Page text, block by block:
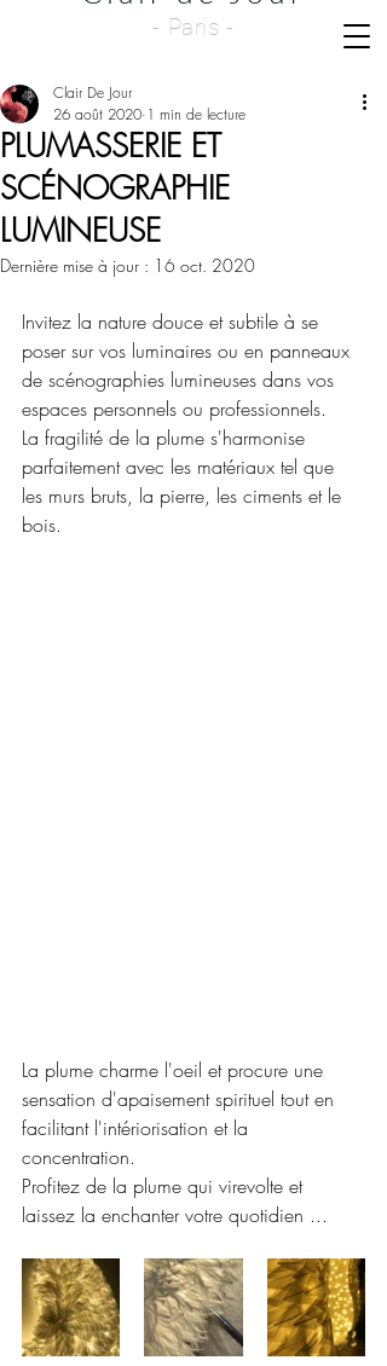
- Paris -
PLUMASSERIE ET
SCÉNOGRAPHIE
LUMINEUSE
Clair De Jour
26 août 2020 1 min de lecture
Dernière mise à jour : 16 oct. 2020
Invitez la nature douce et subtile à se
poser sur vos luminaires ou en panneaux
de scénographies lumineuses dans vos
espaces personnels ou professionnels.
La fragilité de la plume s'harmonise
parfaitement avec les matériaux tel que
les murs bruts, la pierre, les ciments et le
bois.
La plume charme l'oeil et procure une
sensation d'apaisement spirituel tout en
facilitant l'intériorisation et la
concentration.
Profitez de la plume qui virevolte et
laissez la enchanter votre quotidien ...